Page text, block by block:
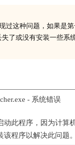
过这种问题，如果是
了或没有安装一些系
- 系统错误
动此程序，因为计算
该程序以解决此问题。